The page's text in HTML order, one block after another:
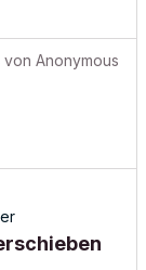
von Anonymous